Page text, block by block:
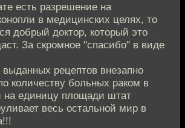
есть разрешение на
в медицинских целях, то
добрый доктор, который это
За скромное "спасибо" в виде
рецептов внезапно
количеству больных раком в
на единицу площади штат
весь остальной мир в